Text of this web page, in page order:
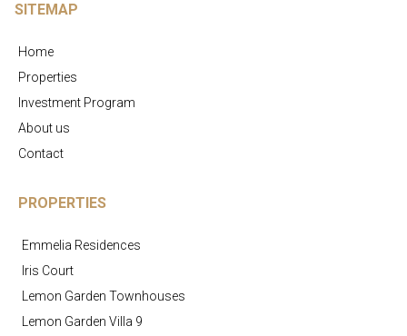
SITEMAP
Home
Properties
Investment Program
About us
Contact
PROPERTIES
Emmelia Residences
Iris Court
Lemon Garden Townhouses
Lemon Garden Villa 9